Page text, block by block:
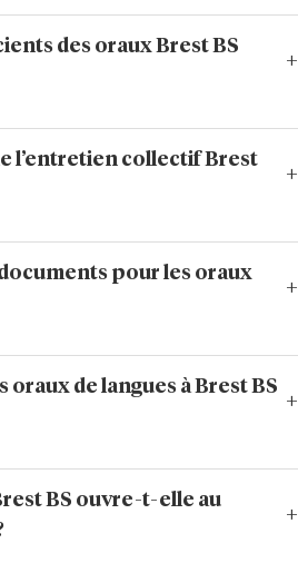
des oraux Brest BS
l’entretien collectif Brest
pour les oraux
oraux de langues à Brest BS
BS ouvre-t-elle au